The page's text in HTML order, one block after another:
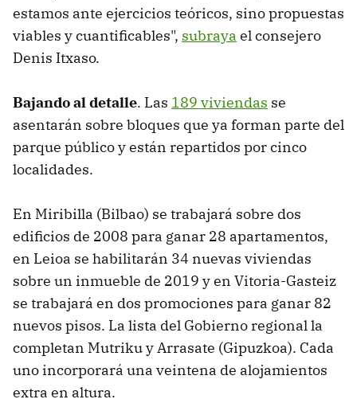
estamos ante ejercicios teóricos, sino propuestas
viables y cuantificables", subraya el consejero
Denis Itxaso.
Bajando al detalle. Las 189 viviendas se
asentarán sobre bloques que ya forman parte del
parque público y están repartidos por cinco
localidades.
En Miribilla (Bilbao) se trabajará sobre dos
edificios de 2008 para ganar 28 apartamentos,
en Leioa se habilitarán 34 nuevas viviendas
sobre un inmueble de 2019 y en Vitoria-Gasteiz
se trabajará en dos promociones para ganar 82
nuevos pisos. La lista del Gobierno regional la
completan Mutriku y Arrasate (Gipuzkoa). Cada
uno incorporará una veintena de alojamientos
extra en altura.